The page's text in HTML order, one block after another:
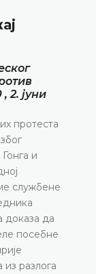
2. јуни
протеста
и
службене
доказа да
посебне
разлога